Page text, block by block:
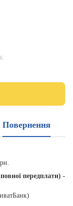
Повернення
передплати) -